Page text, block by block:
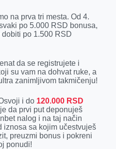
na prva tri mesta. Od 4.
po 5.000 RSD bonusa,
po 1.500 RSD
da se registrujete i
su vam na dohvat ruke, a
zanimljivom takmičenju!
i do 120.000 RSD
da prvi put deponuješ
nalog i na taj način
iznosa sa kojim učestvuješ
preuzmi bonus i pokreni
ponudi!